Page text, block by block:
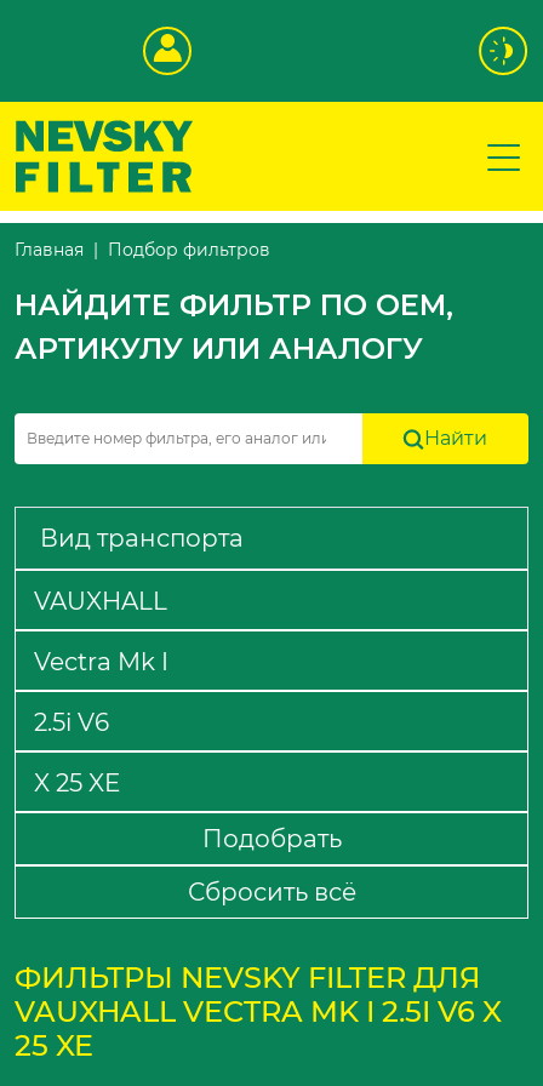
Главная Подбор фильтров
НАЙДИТЕ ФИЛЬТР ПО OEM,
АРТИКУЛУ ИЛИ АНАЛОГУ
Найти
Подобрать
Сбросить всё
ФИЛЬТРЫ NEVSKY FILTER ДЛЯ
VAUXHALL VECTRA MK I 2.5I V6 X
25 XE